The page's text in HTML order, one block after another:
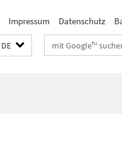
Impressum Datenschutz
DE Suchbegriffe